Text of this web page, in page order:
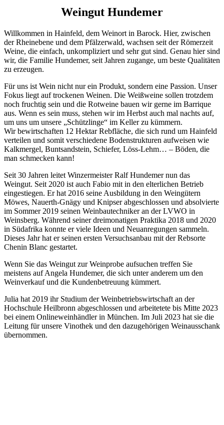
Weingut Hundemer
Willkommen in Hainfeld, dem Weinort in Barock. Hier, zwischen
der Rheinebene und dem Pfälzerwald, wachsen seit der Römerzeit
Weine, die einfach, unkompliziert und sehr gut sind. Genau hier sind
wir, die Familie Hundemer, seit Jahren zugange, um beste Qualitäten
zu erzeugen.
Für uns ist Wein nicht nur ein Produkt, sondern eine Passion. Unser
Fokus liegt auf trockenen Weinen. Die Weißweine sollen trotzdem
noch fruchtig sein und die Rotweine bauen wir gerne im Barrique
aus. Wenn es sein muss, stehen wir im Herbst auch mal nachts auf,
um uns um unsere „Schützlinge“ im Keller zu kümmern.
Wir bewirtschaften 12 Hektar Rebfläche, die sich rund um Hainfeld
verteilen und somit verschiedene Bodenstrukturen aufweisen wie
Kalkmergel, Buntsandstein, Schiefer, Löss-Lehm… – Böden, die
man schmecken kann!
Seit 30 Jahren leitet Winzermeister Ralf Hundemer nun das
Weingut. Seit 2020 ist auch Fabio mit in den elterlichen Betrieb
eingestiegen. Er hat 2016 seine Ausbildung in den Weingütern
Möwes, Nauerth-Gnägy und Knipser abgeschlossen und absolvierte
im Sommer 2019 seinen Weinbautechniker an der LVWO in
Weinsberg. Während seiner dreimonatigen Praktika 2018 und 2020
in Südafrika konnte er viele Ideen und Neuanregungen sammeln.
Dieses Jahr hat er seinen ersten Versuchsanbau mit der Rebsorte
Chenin Blanc gestartet.
Wenn Sie das Weingut zur Weinprobe aufsuchen treffen Sie
meistens auf Angela Hundemer, die sich unter anderem um den
Weinverkauf und die Kundenbetreuung kümmert.
Julia hat 2019 ihr Studium der Weinbetriebswirtschaft an der
Hochschule Heilbronn abgeschlossen und arbeitetete bis Mitte 2023
bei einem Onlineweinhändler in München. Im Juli 2023 hat sie die
Leitung für unsere Vinothek und den dazugehörigen Weinausschank
übernommen.